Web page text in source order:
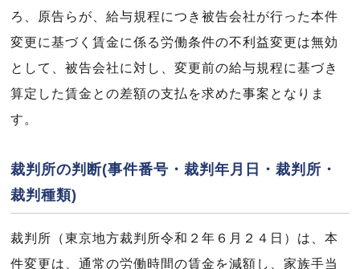
ろ、原告らが、給与規程につき被告会社が行った本件
変更に基づく賃金に係る労働条件の不利益変更は無効
として、被告会社に対し、変更前の給与規程に基づき
算定した賃金との差額の支払を求めた事案となりま
す。
裁判所の判断(事件番号・裁判年月日・裁判所・
裁判種類)
裁判所（東京地方裁判所令和２年６月２４日）は、本
件変更は、通常の労働時間の賃金を減額し、家族手当